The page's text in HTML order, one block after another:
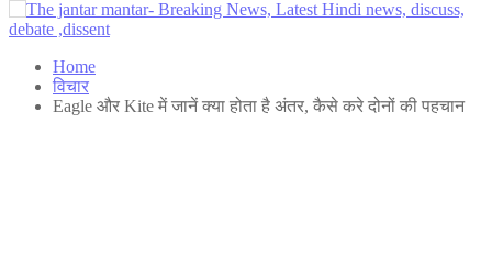
Home
विचार
Eagle और Kite में जानें क्या होता है अंतर, कैसे करे दोनों की पहचान